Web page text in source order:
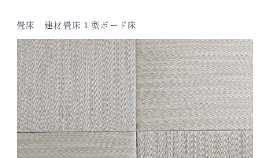
畳床 建材畳床１型ボード床